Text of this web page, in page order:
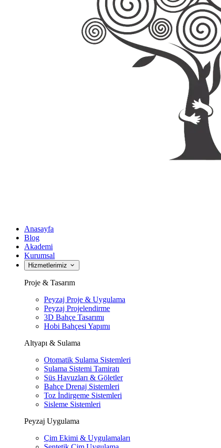
Anasayfa
Blog
Akademi
Kurumsal
Hizmetlerimiz
Proje & Tasarım
Peyzaj Proje & Uygulama
Peyzaj Projelendirme
3D Bahçe Tasarımı
Hobi Bahçesi Yapımı
Altyapı & Sulama
Otomatik Sulama Sistemleri
Sulama Sistemi Tamiratı
Süs Havuzları & Göletler
Bahçe Drenaj Sistemleri
Toz İndirgeme Sistemleri
Sisleme Sistemleri
Peyzaj Uygulama
Çim Ekimi & Uygulamaları